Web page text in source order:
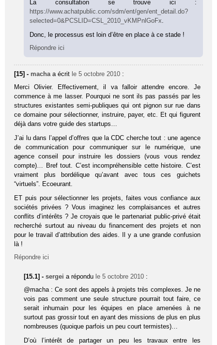
La consultation se trouve ici :
https://www.achatpublic.com/sdm/ent/gen/ent_detail.do?
selected=0&PCSLID=CSL_2010_vKMPnlGoFx
Donc, le processus est loin d’être en place à ce stade !
Répondre ici
[15] - macha a écrit le 5 octobre 2010 :
Merci Olivier. Effectivement, il va falloir attendre encore. Je
commence à me lasser. Pourquoi ne sont ils pas passés par les
structures existantes semi-publiques qui ont pignon sur rue dans
ce domaine pour sélectionner, instruire, payer, etc. Et qui figurent
déjà dans votre guide des startups…
J’ai lu dans l’appel d’offres que la CDC cherche tout : une agence
de communication pour communiquer sur le numérique, une
agence conseil pour instruire les dossiers (vous vous rendez
compte)… Bref tout. C’est incompréhensible cette histoire. C’est
vraiment plus bordélique qu’avant avec tous ces guichets
“virtuels”. Ecoeurant.
ET puis pour sélectionner les projets, faites vous confiance aux
sociétés privées ? Vous imaginez les complaisances et autres
conflits d’intérêts ? Je croyais que le partenariat public-privé était
recherché surtout au niveau du financement des projets et non
pour le travail d’attribution des aides. Il y a une grande confusion
là !
Répondre ici
[15.1] -sergei a répondu le 5 octobre 2010 :
@macha : Ce sont des appels à projets très complexes. Je ne
vois pas comment une seule structure pourrait tout faire, ce
serait inhumain pour les équipes en place amenées à ne
surtout pas grossir tout en ayant des missions de plus en plus
nombreuses (quoique parfois un peu court termistes)…
D’où l’intérêt de partager un peu les travaux entre les